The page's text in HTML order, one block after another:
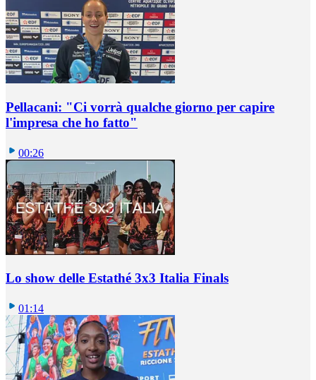
Pellacani: "Ci vorrà qualche giorno per capire
l'impresa che ho fatto"
00:26
Lo show delle Estathé 3x3 Italia Finals
01:14